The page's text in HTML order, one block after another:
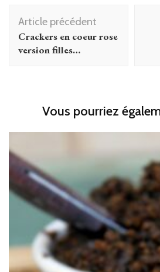
Navigation
d'article
Article précédent
Crackers en coeur rose
version filles…
Vous pourriez